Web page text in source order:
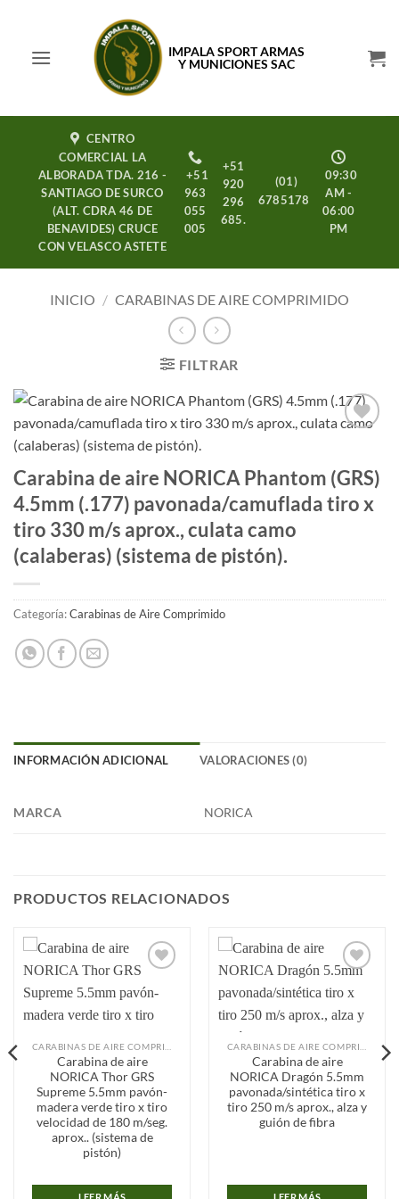
contenido
IMPALA SPORT ARMAS
Y MUNICIONES SAC
CENTRO
COMERCIAL LA
ALBORADA TDA. 216 -
SANTIAGO DE SURCO
(ALT. CDRA 46 DE
BENAVIDES) CRUCE
CON VELASCO ASTETE
09:30
AM -
06:00
PM
+51
963
055
005
+51
920
296
685.
(01)
6785178
INICIO / CARABINAS DE AIRE COMPRIMIDO
FILTRAR
lista
deseos
Carabina de aire NORICA Phantom (GRS)
4.5mm (.177) pavonada/camuflada tiro x
tiro 330 m/s aprox., culata camo
(calaberas) (sistema de pistón).
Categoría:Carabinas de Aire Comprimido
INFORMACIÓN ADICIONAL VALORACIONES (0)
MARCA NORICA
PRODUCTOS RELACIONADOS
a la
deseos
Carabina de aire
NORICA Thor GRS
Supreme 5.5mm pavón-
madera verde tiro x tiro
velocidad de 180 m/seg.
aprox.. (sistema de
pistón)
a la
deseos
Carabina de aire
NORICA Dragón 5.5mm
pavonada/sintética tiro x
tiro 250 m/s aprox., alza y
guión de fibra